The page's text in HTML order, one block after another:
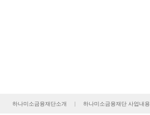
하나미소금융재단소개 | 하나미소금융재단 사업내용